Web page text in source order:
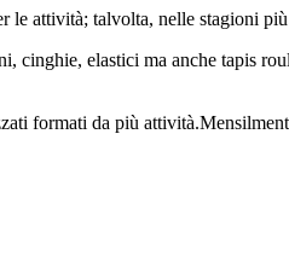
attività; talvolta, nelle stagioni
cinghie, elastici ma anche tapis
formati da più